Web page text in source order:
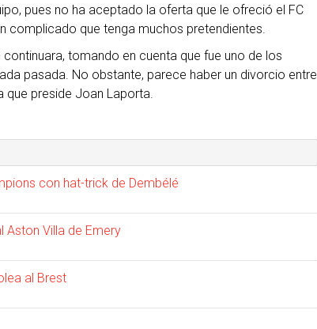
pues no ha aceptado la oferta que le ofreció el FC
complicado que tenga muchos pretendientes.
tomando en cuenta que fue uno de los
pasada. No obstante, parece haber un divorcio entre
que preside Joan Laporta.
con hat-trick de Dembélé
Aston Villa de Emery
al Brest